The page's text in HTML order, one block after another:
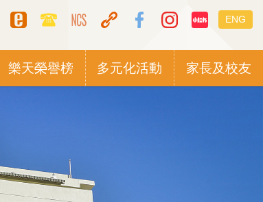
switcher
ENG
樂天榮譽榜 多元化活動 家長及校友